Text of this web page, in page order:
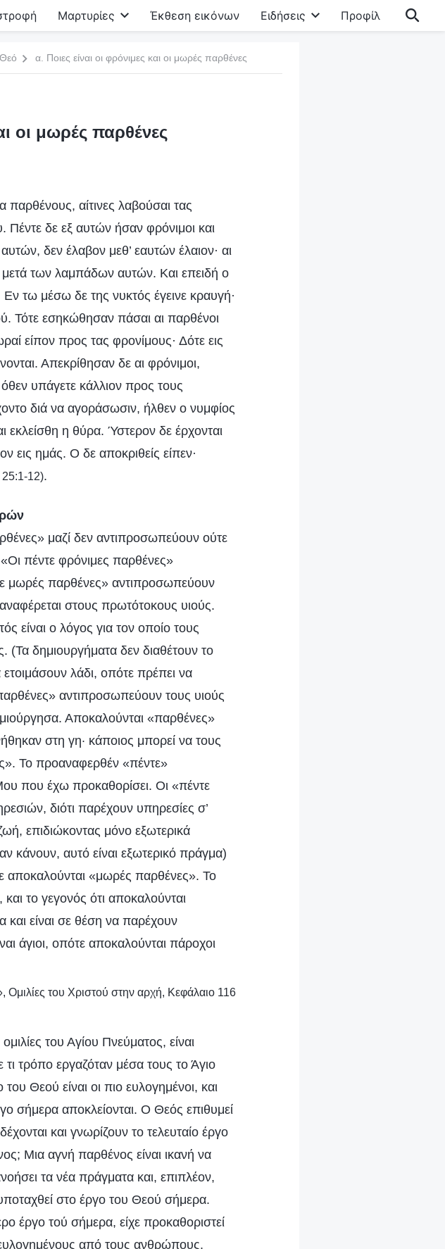
Μαρτυρίες Έκθεση εικόνων Ειδήσεις Προφίλ
α. Ποιες είναι οι φρόνιμες και οι μωρές παρθένες
οι μωρές παρθένες
αίτινες λαβούσαι τας
δε εξ αυτών ήσαν φρόνιμοι και
δεν έλαβον μεθ’ εαυτών έλαιον· αι
μετά των λαμπάδων αυτών. Και επειδή ο
τω μέσω δε της νυκτός έγεινε κραυγή·
Τότε εσηκώθησαν πάσαι αι παρθένοι
είπον προς τας φρονίμους· Δότε εις
Απεκρίθησαν δε αι φρόνιμοι,
υπάγετε κάλλιον προς τους
διά να αγοράσωσιν, ήλθεν ο νυμφίος
εκλείσθη η θύρα. Ύστερον δε έρχονται
εις ημάς. Ο δε αποκριθείς είπεν·
25:1-12).
μαζί δεν αντιπροσωπεύουν ούτε
πέντε φρόνιμες παρθένες»
μωρές παρθένες» αντιπροσωπεύουν
στους πρωτότοκους υιούς.
είναι ο λόγος για τον οποίο τους
(Τα δημιουργήματα δεν διαθέτουν το
λάδι, οπότε πρέπει να
αντιπροσωπεύουν τους υιούς
Αποκαλούνται «παρθένες»
στη γη· κάποιος μπορεί να τους
Το προαναφερθέν «πέντε»
που έχω προκαθορίσει. Οι «πέντε
διότι παρέχουν υπηρεσίες σ’
επιδιώκοντας μόνο εξωτερικά
κάνουν, αυτό είναι εξωτερικό πράγμα)
αποκαλούνται «μωρές παρθένες». Το
το γεγονός ότι αποκαλούνται
και είναι σε θέση να παρέχουν
άγιοι, οπότε αποκαλούνται πάροχοι
του Χριστού στην αρχή, Κεφάλαιο 116
του Αγίου Πνεύματος, είναι
τρόπο εργαζόταν μέσα τους το Άγιο
Θεού είναι οι πιο ευλογημένοι, και
σήμερα αποκλείονται. Ο Θεός επιθυμεί
και γνωρίζουν το τελευταίο έργο
Μια αγνή παρθένος είναι ικανή να
τα νέα πράγματα και, επιπλέον,
υποταχθεί στο έργο του Θεού σήμερα.
έργο τού σήμερα, είχε προκαθοριστεί
από τους ανθρώπους.